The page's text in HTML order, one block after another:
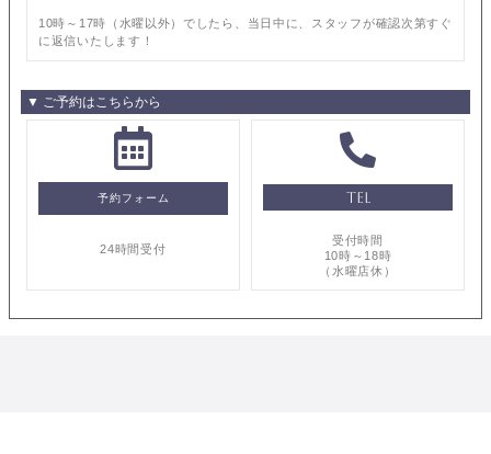
10時～17時（水曜以外）でしたら、当日中に、スタッフが確認次第すぐ
に返信いたします！
▼ ご予約はこちらから
予約フォーム
24時間受付
TEL
受付時間
10時～18時
（水曜店休）